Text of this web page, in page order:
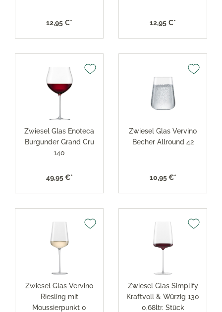
12,95 €* 12,95 €*
Zwiesel Glas Enoteca
Burgunder Grand Cru
140
49,95 €*
Zwiesel Glas Vervino
Becher Allround 42
10,95 €*
Zwiesel Glas Vervino
Riesling mit
Moussierpunkt 0
Zwiesel Glas Simplify
Kraftvoll & Würzig 130
0,68ltr. Stück